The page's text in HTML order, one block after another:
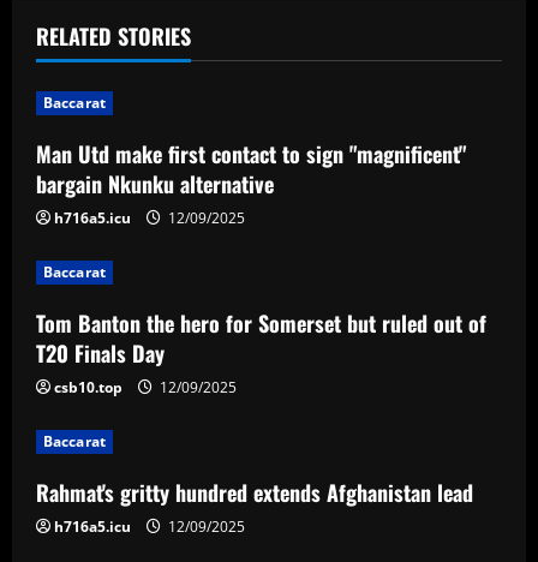
t
n
a
v
i
g
a
t
i
o
n
RELATED STORIES
Baccarat
Man Utd make first contact to sign "magnificent"
bargain Nkunku alternative
h716a5.icu 12/09/2025
Baccarat
Tom Banton the hero for Somerset but ruled out of
T20 Finals Day
csb10.top 12/09/2025
Baccarat
Rahmat's gritty hundred extends Afghanistan lead
h716a5.icu 12/09/2025